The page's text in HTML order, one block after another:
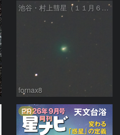
池谷・村上彗星（１１月６日明け方）
fornax8
PR